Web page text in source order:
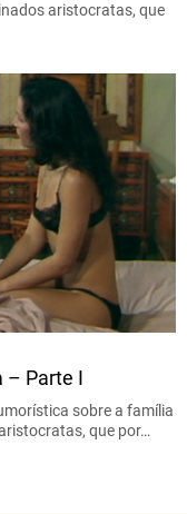
aristocratas, que
– Parte I
sobre a família
que por…